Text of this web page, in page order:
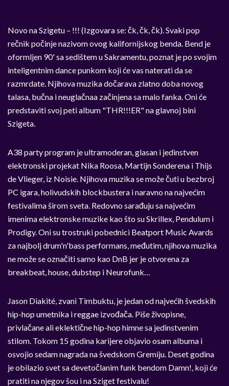
Novo na Szigetu – !!! (Izgovara se: čk, čk, čk). Svaki pop
rečnik počinje nazivom ovog kalifornijskog benda. Bend je
oformljen 90' sa sedištem u Sakramentu, poznat je po svojim
inteligentnim dance punkom koji će vas naterati da se
razmrdate. Njihova muzika dočarava zlatno doba novog
talasa, bučna i neuglačnaa začinjena sa malo fanka. Oni će
predstaviti svoj peti album "THR!!!ER" na glavnoj bini
Szigeta.
A38 party program je ultramoderan, glasan i jedinstven
elektronski projekat Nika Roosa, Martijn Sonderena i Thijs
de Vlieger, iz Noisie. Njihova muzika se može čuti u bezbroj
PC igara, holivudskih blockbustera i naravno na najvećim
festivalima širom sveta. Redovno sarađuju sa najvećim
imenima elektronske muzike kao što su Skrillex, Pendulum i
Prodigy. Oni su trostruki pobednici Beatport Music Avards
za najbolj drum'n'bass performans, međutim, njihova muzika
ne može se označiti samo kao DnB jer je otvorena za
breakbeat, house, dubstep i Neurofunk…
Jason Diakité, zvani Timbuktu, je jedan od najvećih švedskih
hip-hop umetnika i reggae izvođača. Piše živopisne,
privlačane ali eklektične hip-hop himne sa jedinstvenim
stilom. Tokom 15 godina karijere objavio osam albuma i
osvojio sedam nagrada na švedskom Gremiju. Deset godina
je obilazio svet sa devetočlanim funk bendom Damn!, koji će
pratiti na njegov šou i na Sziget festivalu!